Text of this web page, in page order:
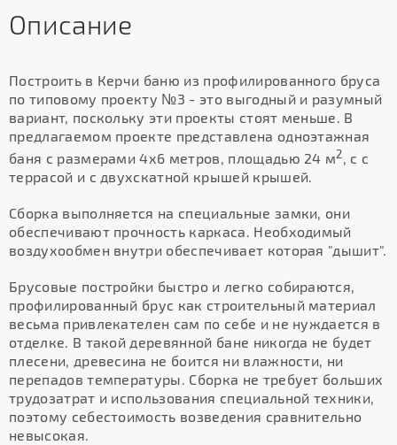
Описание
Построить в Керчи баню из профилированного бруса
по типовому проекту №3 - это выгодный и разумный
вариант, поскольку эти проекты стоят меньше. В
предлагаемом проекте представлена одноэтажная
баня с размерами 4х6 метров, площадью 24 м2, с с
террасой и с двухскатной крышей крышей.
Сборка выполняется на специальные замки, они
обеспечивают прочность каркаса. Необходимый
воздухообмен внутри обеспечивает которая "дышит".
Брусовые постройки быстро и легко собираются,
профилированный брус как строительный материал
весьма привлекателен сам по себе и не нуждается в
отделке. В такой деревянной бане никогда не будет
плесени, древесина не боится ни влажности, ни
перепадов температуры. Сборка не требует больших
трудозатрат и использования специальной техники,
поэтому себестоимость возведения сравнительно
невысокая.